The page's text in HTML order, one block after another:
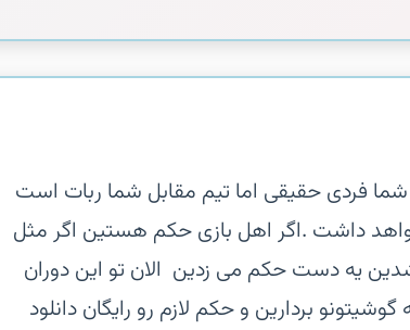
فردی حقیقی اما تیم مقابل شما ربات است
داشت .‏اگر اهل بازی حکم هستین ‏اگر مثل
یه دست حکم می زدین ‏ الان تو این دوران
بردارین و حکم لازم رو رایگان دانلود